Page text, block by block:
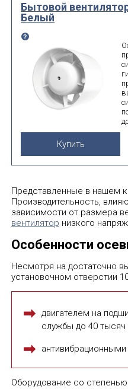
Диаметр
использовать
поиск
Сбросить фильтр
Бытовой вентилятор
Белый
Купить
Представленные в нашем
Производительность,
зависимости от размера
вентилятор низкого
Особенности
Несмотря на достаточно
установочном отверстии
двигателем на
службы до 40 тысяч
Оборудование со